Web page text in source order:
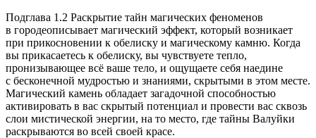
Подглава 1.2 Раскрытие тайн магических феноменов
в городеописывает магический эффект, который возникает
при прикосновении к обелиску и магическому камню. Когда
вы прикасаетесь к обелиску, вы чувствуете тепло,
пронизывающее всё ваше тело, и ощущаете себя наедине
с бесконечной мудростью и знаниями, скрытыми в этом месте.
Магический камень обладает загадочной способностью
активировать в вас скрытый потенциал и провести вас сквозь
слои мистической энергии, на то место, где тайны Валуйки
раскрываются во всей своей красе.